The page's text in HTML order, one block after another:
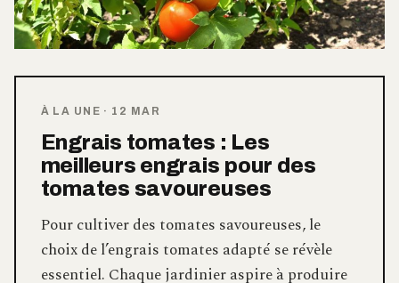
À LA UNE · 12 MAR
Engrais tomates : Les
meilleurs engrais pour des
tomates savoureuses
Pour cultiver des tomates savoureuses, le
choix de l’engrais tomates adapté se révèle
essentiel. Chaque jardinier aspire à produire